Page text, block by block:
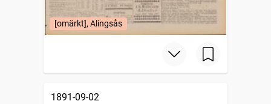
[omärkt], Alingsås
1891-09-02